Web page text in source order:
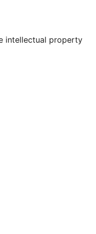
intellectual property